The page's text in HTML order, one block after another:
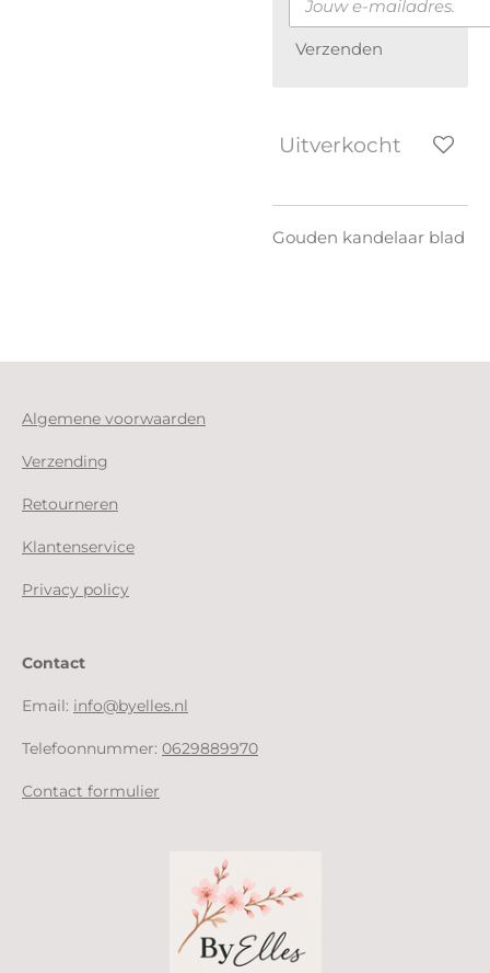
Verzenden
Uitverkocht
Gouden kandelaar blad
Algemene voorwaarden
Verzending
Retourneren
Klantenservice
Privacy policy
Contact
Email: info@byelles.nl
Telefoonnummer: 0629889970
Contact formulier